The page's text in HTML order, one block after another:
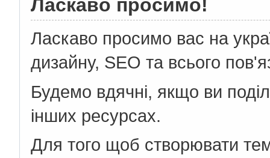
Ласкаво просимо!
Ласкаво просимо вас на
дизайну, SEO та всього
Будемо вдячні, якщо ви
інших ресурсах.
Для того щоб створювати